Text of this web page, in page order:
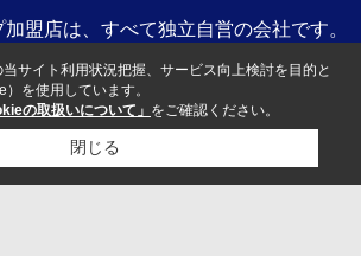
盟店は、すべて独立自営の会社です。
サイト利用状況把握、サービス向上検討を目的と
を使用しています。
の取扱いについて」 をご確認ください。
閉じる